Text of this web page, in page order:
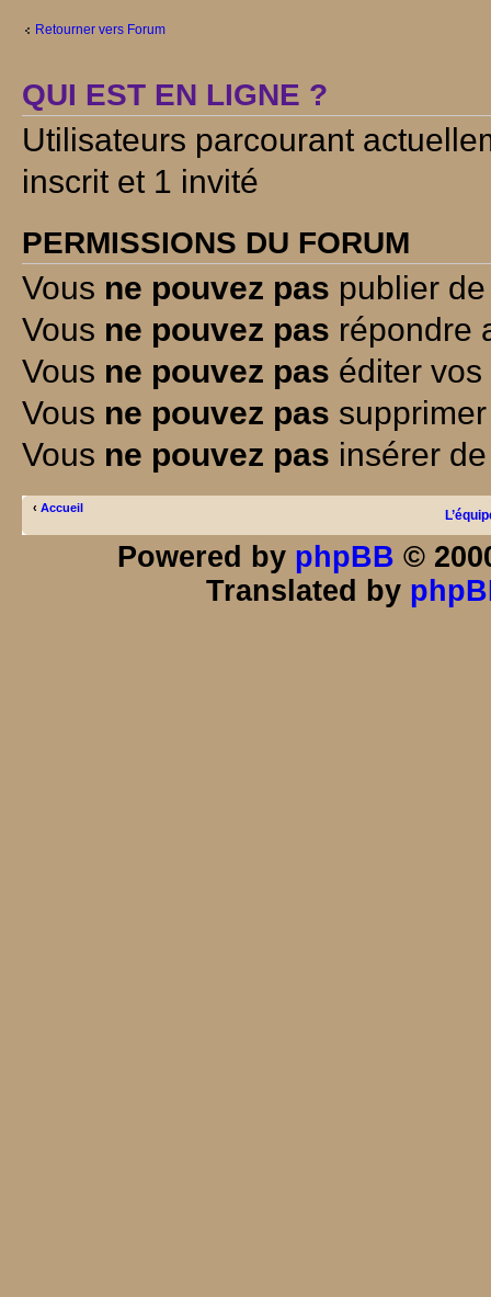
Retourner vers Forum
QUI EST EN LIGNE ?
Utilisateurs parcourant
inscrit et 1 invité
PERMISSIONS DU FORUM
Vous ne pouvez pas publier
Vous ne pouvez pas répondre
Vous ne pouvez pas éditer
Vous ne pouvez pas
Vous ne pouvez pas insérer
‹ Accueil
Powered by phpBB ©
Translated by